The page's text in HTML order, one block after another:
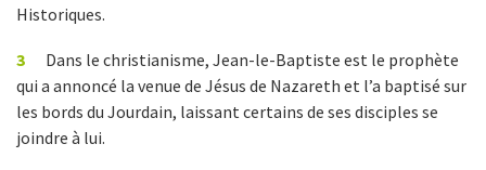
Historiques.
3
Dans le christianisme, Jean-le-Baptiste est le prophète
qui a annoncé la venue de Jésus de Nazareth et l’a baptisé sur
les bords du Jourdain, laissant certains de ses disciples se
joindre à lui.